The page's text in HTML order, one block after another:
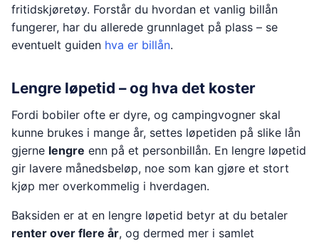
fritidskjøretøy. Forstår du hvordan et vanlig billån
fungerer, har du allerede grunnlaget på plass – se
eventuelt guiden hva er billån.
Lengre løpetid – og hva det koster
Fordi bobiler ofte er dyre, og campingvogner skal
kunne brukes i mange år, settes løpetiden på slike lån
gjerne lengre enn på et personbillån. En lengre løpetid
gir lavere månedsbeløp, noe som kan gjøre et stort
kjøp mer overkommelig i hverdagen.
Baksiden er at en lengre løpetid betyr at du betaler
renter over flere år, og dermed mer i samlet